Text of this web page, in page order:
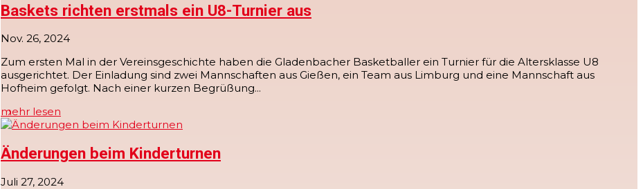
Baskets richten erstmals ein U8-Turnier aus
Nov. 26, 2024
Zum ersten Mal in der Vereinsgeschichte haben die Gladenbacher Basketballer ein Turnier für die Altersklasse U8
ausgerichtet. Der Einladung sind zwei Mannschaften aus Gießen, ein Team aus Limburg und eine Mannschaft aus
Hofheim gefolgt. Nach einer kurzen Begrüßung...
mehr lesen
Änderungen beim Kinderturnen
Juli 27, 2024